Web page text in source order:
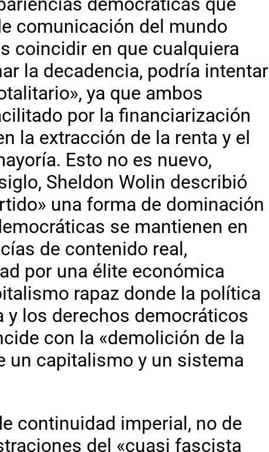
comunicación del mundo
coincidir en que cualquiera
la decadencia, podría intentar
ya que ambos
por la financiarización
la extracción de la renta y el
Esto no es nuevo,
Sheldon Wolin describió
una forma de dominación
se mantienen en
de contenido real,
por una élite económica
rapaz donde la política
y los derechos democráticos
con la «demolición de la
un capitalismo y un sistema
continuidad imperial, no de
del «cuasi fascista